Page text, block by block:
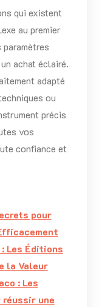
qui existent
au premier
achat éclairé.
adapté
ou
précis
vos
confiance et
pour
Les Éditions
la Valeur
: Les
une